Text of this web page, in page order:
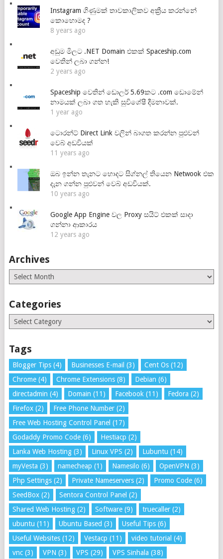
Instagram ගිණුමක් තාවකාලිකව අක්‍රීය කරන්නේ
කොහොමද ?
8 years ago
අඩුම මිලට .NET Domain එකක් Spaceship.com
වෙතින් ලබා ගන්න!
2 years ago
Spaceship වෙතින් ඩොලර් 5.69කට .com ඩොමේන්
නාමයක් ලබා ගත හැකි සුවිශේෂී දීමනාවක්.
1 year ago
ටොරන්ට් Direct Link වලින් බාගත කරන්න පුළුවන්
වෙබ් අඩවියක්
11 years ago
ඔබ ඉන්න තැනට හොදට සිග්නල් තියෙන Netwook එක
දැන ගන්න පුළුවන් වෙබ් අඩවියක්.
10 years ago
Google App Engine වල Proxy සයිට් එකක් සාදා
ගන්නා ආකාරය
12 years ago
Archives
Archives
Categories
Categories
Tags
Blogger Tips(4) Businesses E-mail (3) Cent Os(12)
Chrome(4) Chrome Extensions(8) Debian (6)
directadmin (4) Domain (11) Facebook (11) Fedora (2)
Firefox(2) Free Phone Number(2)
Free Web Hosting Control Panel (17)
Godaddy Promo Code(6) Hestiacp (2)
Lanka Web Hosting(3) Linux VPS (2) Lubuntu (14)
myVesta (3) namecheap (1) Namesilo (6) OpenVPN (3)
Php Settings(2) Private Nameservers(2) Promo Code(6)
SeedBox(2) Sentora Control Panel (2)
Shared Web Hosting(2) Software(9) truecaller(2)
ubuntu (11) Ubuntu Based (3) Useful Tips(6)
Useful Websites(12) Vestacp (11) video tutorial (4)
vnc(3) VPN (3) VPS (29) VPS Sinhala (38)